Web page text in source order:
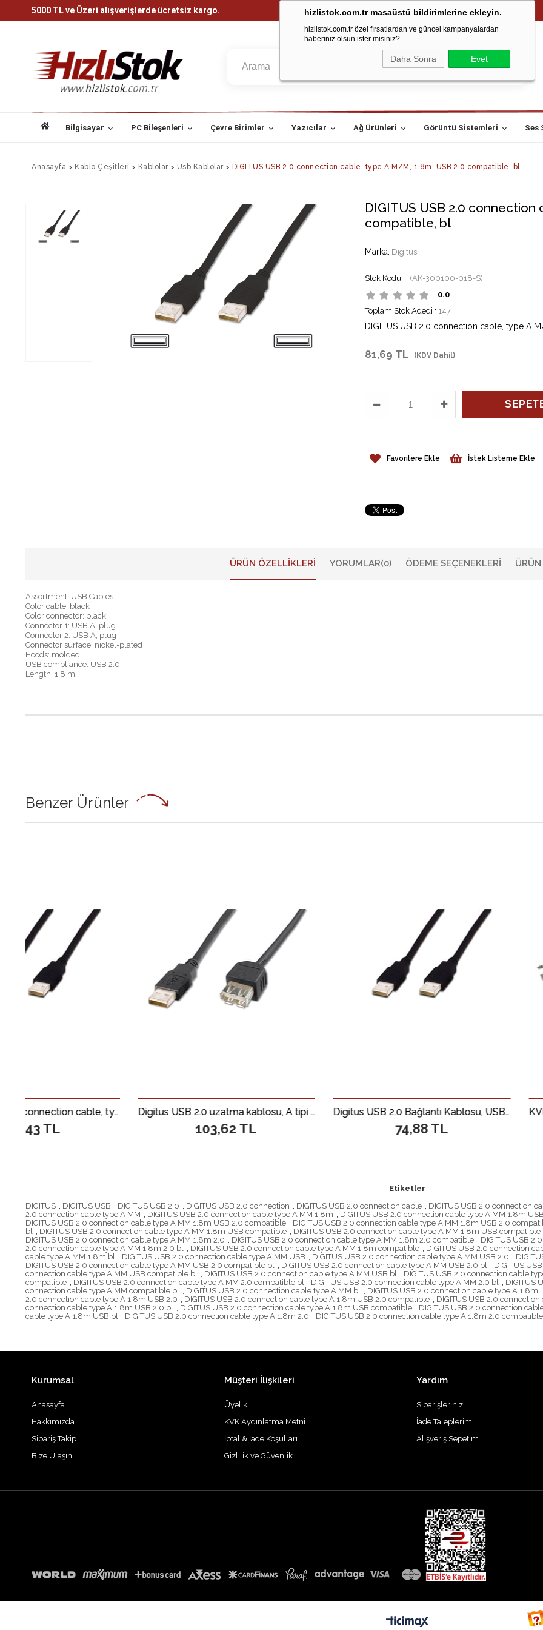
hizlistok.com.tr masaüstü bildirimlerine ekleyin.
hizlistok.com.tr özel fırsatlardan ve güncel kampanyalardan
haberiniz olsun ister misiniz?
Daha Sonra Evet
5000 TL ve Üzeri alışverişlerde ücretsiz kargo.
Bilgisayar PC Bileşenleri Çevre Birimler Yazıcılar Ağ Ürünleri Görüntü Sistemleri Ses
Anasayfa > Kablo Çeşitleri > Kablolar> Usb Kablolar> DIGITUS USB 2.0 connection cable, type A M/M, 1.8m, USB 2.0 compatible, bl
Marka: Digitus
DIGITUS USB 2.0 connection
compatible, bl
(AK-300100-018-S)
0.0
Toplam Stok Adedi : 147
DIGITUS USB 2.0 connection cable, type A
81,69 TL (KDV Dahil)
Favorilere Ekle İstek Listeme Ekle
ÜRÜN ÖZELLIKLERI YORUMLAR(0) ÖDEME SEÇENEKLERI
Assortment: USB Cables
Color cable: black
Color connector: black
Connector 1: USB A, plug
Connector 2: USB A, plug
Connector surface: nickel-plated
Hoods: molded
USB compliance: USB 2.0
Length: 1.8 m
Benzer Ürünler
DIGITUS USB 2.0 connection cable, type A M/M, 3.0m, USB 2.0 compatible, bl Digitus USB 2.0 uzatma kablosu, A tipi St/Bu, 3 m, USB 2.0 için uygun, siyah renk Digitus USB 2.0 Bağlantı Kablosu, USB A Erkek &lt;-&gt; USB A Erkek, 1 metre, USB 2.0 uyumlu, siyah renk&lt;br&gt; Digitus USB Connection Cable, type A M/M, 1.0m, USB 2.0 compatible, black
Etiketler
DIGITUS
DIGITUS USB DIGITUS USB 2.0 DIGITUS USB 2.0 connection DIGITUS USB 2.0 connection cable DIGITUS USB 2.0 connection
2.0 connection cable type A MM
DIGITUS USB 2.0 connection cable type A MM 1.8m DIGITUS USB 2.0 connection cable type A MM 1.8m USB
DIGITUS USB 2.0 connection cable type A MM 1.8m USB 2.0 compatible
DIGITUS USB 2.0 connection cable type A MM 1.8m USB 2.0
bl
DIGITUS USB 2.0 connection cable type A MM 1.8m USB compatible DIGITUS USB 2.0 connection cable type A MM 1.8m USB compatible
DIGITUS USB 2.0 connection cable type A MM 1.8m 2.0
DIGITUS USB 2.0 connection cable type A MM 1.8m 2.0 compatible DIGITUS USB
2.0 connection cable type A MM 1.8m 2.0 bl
DIGITUS USB 2.0 connection cable type A MM 1.8m compatible DIGITUS USB 2.0 connection
cable type A MM 1.8m bl
DIGITUS USB 2.0 connection cable type A MM USB DIGITUS USB 2.0 connection cable type A MM USB 2.0
DIGITUS USB 2.0 connection cable type A MM USB 2.0 compatible bl
DIGITUS USB 2.0 connection cable type A MM USB 2.0 bl DIGITUS
connection cable type A MM USB compatible bl
DIGITUS USB 2.0 connection cable type A MM USB bl DIGITUS USB 2.0 connection cable
compatible
DIGITUS USB 2.0 connection cable type A MM 2.0 compatible bl DIGITUS USB 2.0 connection cable type A MM 2.0 bl DIGITUS
connection cable type A MM compatible bl
DIGITUS USB 2.0 connection cable type A MM bl DIGITUS USB 2.0 connection cable type A 1.8m
2.0 connection cable type A 1.8m USB 2.0
DIGITUS USB 2.0 connection cable type A 1.8m USB 2.0 compatible DIGITUS USB 2.0
connection cable type A 1.8m USB 2.0 bl
DIGITUS USB 2.0 connection cable type A 1.8m USB compatible DIGITUS USB 2.0 connection
cable type A 1.8m USB bl
DIGITUS USB 2.0 connection cable type A 1.8m 2.0 DIGITUS USB 2.0 connection cable type A 1.8m 2.0 compatible
Kurumsal
Anasayfa
Hakkımızda
Sipariş Takip
Bize Ulaşın
Müşteri İlişkileri
Üyelik
KVK Aydınlatma Metni
İptal & İade Koşulları
Gizlilik ve Güvenlik
Yardım
Siparişleriniz
İade Taleplerim
Alışveriş Sepetim